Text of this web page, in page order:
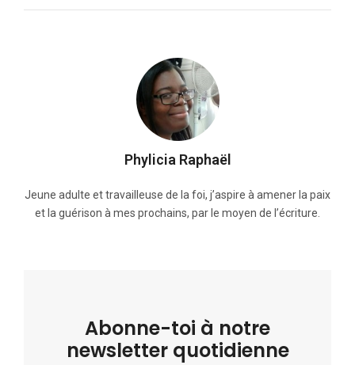
Phylicia Raphaël
Jeune adulte et travailleuse de la foi, j’aspire à amener la paix
et la guérison à mes prochains, par le moyen de l’écriture.
Abonne-toi à notre
newsletter quotidienne